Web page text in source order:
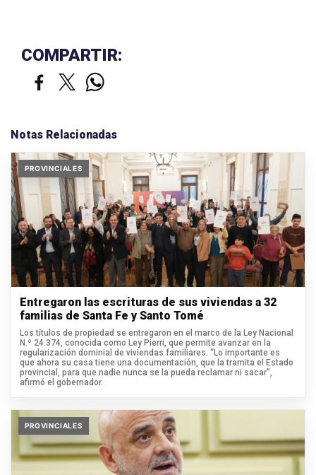
COMPARTIR:
Notas Relacionadas
PROVINCIALES
Entregaron las escrituras de sus viviendas a 32
familias de Santa Fe y Santo Tomé
Los títulos de propiedad se entregaron en el marco de la Ley Nacional
N.º 24.374, conocida como Ley Pierri, que permite avanzar en la
regularización dominial de viviendas familiares. “Lo importante es
que ahora su casa tiene una documentación, que la tramita el Estado
provincial, para que nadie nunca se la pueda reclamar ni sacar”,
afirmó el gobernador.
PROVINCIALES